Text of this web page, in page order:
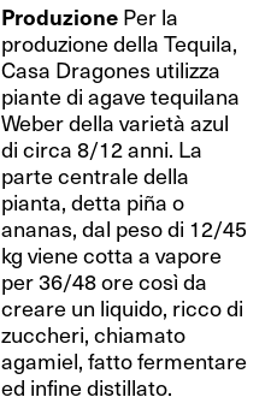
Produzione Per la
produzione della Tequila,
Casa Dragones utilizza
piante di agave tequilana
Weber della varietà azul
di circa 8/12 anni. La
parte centrale della
pianta, detta piña o
ananas, dal peso di 12/45
kg viene cotta a vapore
per 36/48 ore così da
creare un liquido, ricco di
zuccheri, chiamato
agamiel, fatto fermentare
ed infine distillato.